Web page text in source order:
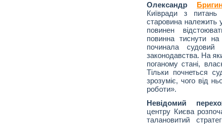
Олександр
Київради з питань
старовина належить
повинен
повинна тиснути
починала судовий
законодавства. На
поганому стані,
Тільки почнеться
зрозуміє, чого від
роботи».
Невідомий
центру Києва
талановитий